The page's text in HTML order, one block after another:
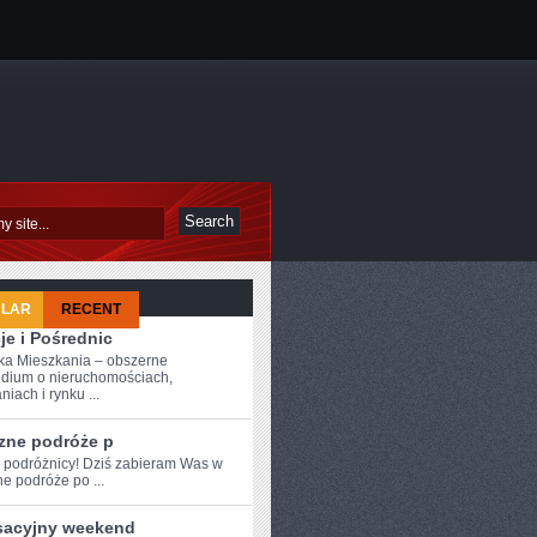
RECENT
i Pośrednic
Mieszkania – obszerne
o nieruchomościach,
i rynku ...
podróże p
podróżnicy! Dziś‌ zabieram Was w⁣
podróże po ...
weekend